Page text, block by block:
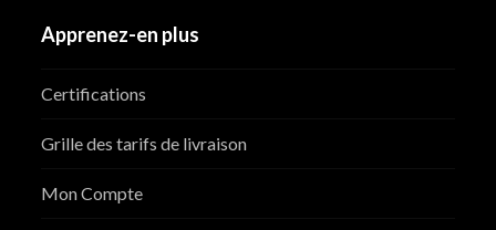
Apprenez-en plus
Certifications
Grille des tarifs de livraison
Mon Compte